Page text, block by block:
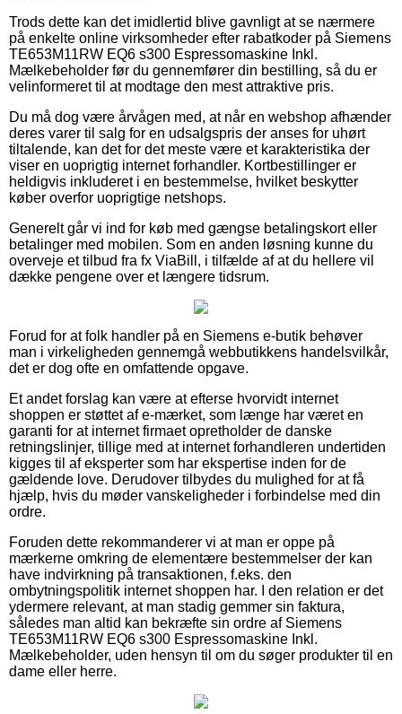
Trods dette kan det imidlertid blive gavnligt at se nærmere
på enkelte online virksomheder efter rabatkoder på Siemens
TE653M11RW EQ6 s300 Espressomaskine Inkl.
Mælkebeholder før du gennemfører din bestilling, så du er
velinformeret til at modtage den mest attraktive pris.
Du må dog være årvågen med, at når en webshop afhænder
deres varer til salg for en udsalgspris der anses for uhørt
tiltalende, kan det for det meste være et karakteristika der
viser en uoprigtig internet forhandler. Kortbestillinger er
heldigvis inkluderet i en bestemmelse, hvilket beskytter
køber overfor uoprigtige netshops.
Generelt går vi ind for køb med gængse betalingskort eller
betalinger med mobilen. Som en anden løsning kunne du
overveje et tilbud fra fx ViaBill, i tilfælde af at du hellere vil
dække pengene over et længere tidsrum.
Forud for at folk handler på en Siemens e-butik behøver
man i virkeligheden gennemgå webbutikkens handelsvilkår,
det er dog ofte en omfattende opgave.
Et andet forslag kan være at efterse hvorvidt internet
shoppen er støttet af e-mærket, som længe har været en
garanti for at internet firmaet opretholder de danske
retningslinjer, tillige med at internet forhandleren undertiden
kigges til af eksperter som har ekspertise inden for de
gældende love. Derudover tilbydes du mulighed for at få
hjælp, hvis du møder vanskeligheder i forbindelse med din
ordre.
Foruden dette rekommanderer vi at man er oppe på
mærkerne omkring de elementære bestemmelser der kan
have indvirkning på transaktionen, f.eks. den
ombytningspolitik internet shoppen har. I den relation er det
ydermere relevant, at man stadig gemmer sin faktura,
således man altid kan bekræfte sin ordre af Siemens
TE653M11RW EQ6 s300 Espressomaskine Inkl.
Mælkebeholder, uden hensyn til om du søger produkter til en
dame eller herre.